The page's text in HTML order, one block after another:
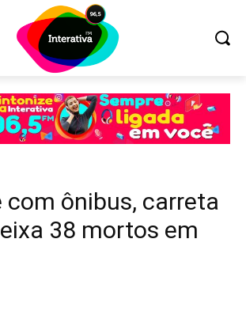
com ônibus, carreta
38 mortos em